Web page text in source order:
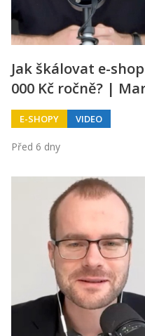
Jak škálovat e-
000 Kč ročně? |
E-SHOPY VIDEO
Před 6 dny